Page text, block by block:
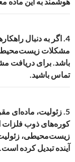
4. اگر به دنبال
مشکلات زیست‌محیطی
باشد. برای دریافت
تماس باشید.
5. زئولیت، ماده‌ای
کوره‌های ذوب فلزات
زیست‌محیطی، زئولیت
آینده تبدیل کرده است.